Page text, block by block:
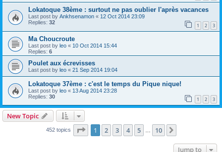
Lokatoque 38ème : surtout ne pas oublier l'après vacances
Last post by Ankhsenamon « 12 Oct 2014 23:09
Replies: 32 1 2 3
Ma Choucroute
Last post by leo « 10 Oct 2014 15:44
Replies: 6
Poulet aux écrevisses
Last post by leo « 21 Sep 2014 19:04
Lokatoque 37ème : c'est le temps du Pique nique!
Last post by leo « 13 Aug 2014 23:28
Replies: 30 1 2 3
New Topic
452 topics Page 1of 10
1 2 3 4 5 10
Jump to